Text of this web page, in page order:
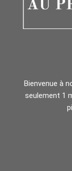
Bienvenue à
seulement 1